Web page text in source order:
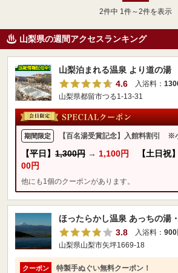
2件中 1件～2件を表示
山梨県の週間アクセスランキング
山梨泊まれる温泉 より道の湯
4.6
入浴料：
山梨県都留市つる1-13-31
期間限定 【百名湯受賞記念】入館料割引 ※
【平日】 1,300円 → 1,100円 【土日祝】
00円
他にも1個のクーポンがあります。
ほったらかし温泉 あっちの湯
3.8
入浴料： 900
山梨県山梨市矢坪1669-18
クーポン 特製手ぬぐい無料クーポン！